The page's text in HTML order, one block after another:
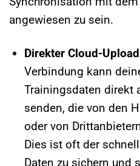
angewiesen zu sein.
Direkter Cloud-
Verbindung kann
Trainingsdaten direkt
senden, die von den
oder von
Dies ist oft der
Daten zu sichern und